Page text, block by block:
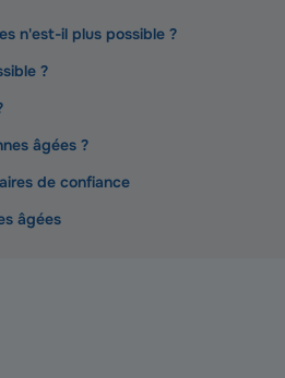
n'est-il plus possible ?
?
âgées ?
de confiance
âgées